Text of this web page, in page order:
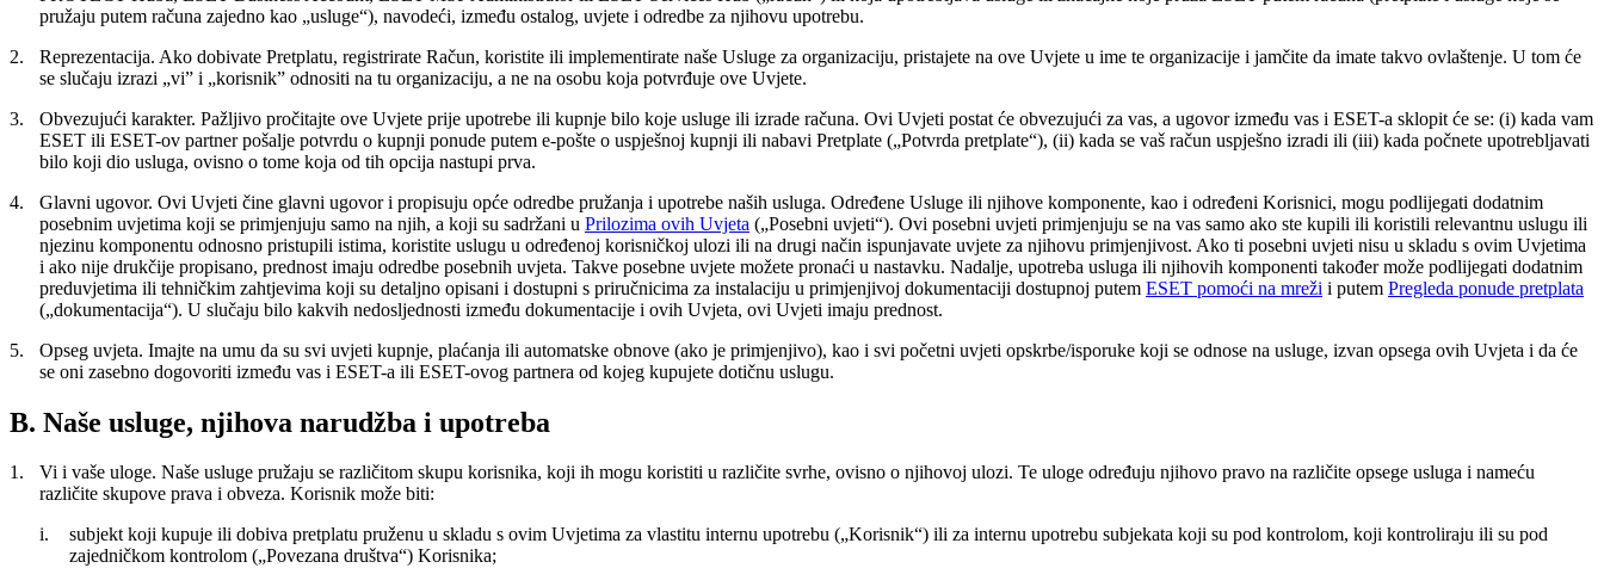
pružaju putem računa zajedno kao „usluge“), navodeći, između ostalog, uvjete i odredbe za njihovu upotrebu.
2.
Reprezentacija. Ako dobivate Pretplatu, registrirate Račun, koristite ili implementirate naše Usluge za organizaciju, pristajete na ove Uvjete u ime te organizacije i jamčite da imate takvo ovlaštenje. U tom će
se slučaju izrazi „vi” i „korisnik” odnositi na tu organizaciju, a ne na osobu koja potvrđuje ove Uvjete.
3.
Obvezujući karakter. Pažljivo pročitajte ove Uvjete prije upotrebe ili kupnje bilo koje usluge ili izrade računa. Ovi Uvjeti postat će obvezujući za vas, a ugovor između vas i ESET-a sklopit će se: (i) kada vam
ESET ili ESET-ov partner pošalje potvrdu o kupnji ponude putem e-pošte o uspješnoj kupnji ili nabavi Pretplate („Potvrda pretplate“), (ii) kada se vaš račun uspješno izradi ili (iii) kada počnete upotrebljavati
bilo koji dio usluga, ovisno o tome koja od tih opcija nastupi prva.
4.
Glavni ugovor. Ovi Uvjeti čine glavni ugovor i propisuju opće odredbe pružanja i upotrebe naših usluga. Određene Usluge ili njihove komponente, kao i određeni Korisnici, mogu podlijegati dodatnim
posebnim uvjetima koji se primjenjuju samo na njih, a koji su sadržani u Prilozima ovih Uvjeta („Posebni uvjeti“). Ovi posebni uvjeti primjenjuju se na vas samo ako ste kupili ili koristili relevantnu uslugu ili
njezinu komponentu odnosno pristupili istima, koristite uslugu u određenoj korisničkoj ulozi ili na drugi način ispunjavate uvjete za njihovu primjenjivost. Ako ti posebni uvjeti nisu u skladu s ovim Uvjetima
i ako nije drukčije propisano, prednost imaju odredbe posebnih uvjeta. Takve posebne uvjete možete pronaći u nastavku. Nadalje, upotreba usluga ili njihovih komponenti također može podlijegati dodatnim
preduvjetima ili tehničkim zahtjevima koji su detaljno opisani i dostupni s priručnicima za instalaciju u primjenjivoj dokumentaciji dostupnoj putem ESET pomoći na mreži i putem Pregleda ponude pretplata
(„dokumentacija“). U slučaju bilo kakvih nedosljednosti između dokumentacije i ovih Uvjeta, ovi Uvjeti imaju prednost.
5.
Opseg uvjeta. Imajte na umu da su svi uvjeti kupnje, plaćanja ili automatske obnove (ako je primjenjivo), kao i svi početni uvjeti opskrbe/isporuke koji se odnose na usluge, izvan opsega ovih Uvjeta i da će
se oni zasebno dogovoriti između vas i ESET-a ili ESET-ovog partnera od kojeg kupujete dotičnu uslugu.
B. Naše usluge, njihova narudžba i upotreba
1. Vi i vaše uloge. Naše usluge pružaju se različitom skupu korisnika, koji ih mogu koristiti u različite svrhe, ovisno o njihovoj ulozi. Te uloge određuju njihovo pravo na različite opsege usluga i nameću
različite skupove prava i obveza. Korisnik može biti:
i.
subjekt koji kupuje ili dobiva pretplatu pruženu u skladu s ovim Uvjetima za vlastitu internu upotrebu („Korisnik“) ili za internu upotrebu subjekata koji su pod kontrolom, koji kontroliraju ili su pod
zajedničkom kontrolom („Povezana društva“) Korisnika;